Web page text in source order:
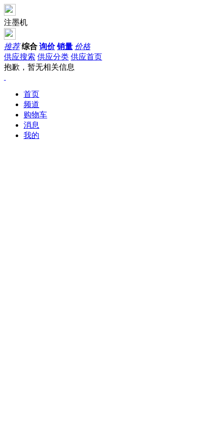
注墨机
推荐 综合 询价 销量 价格
供应搜索 供应分类 供应首页
抱歉，暂无相关信息
首页
频道
购物车
消息
我的